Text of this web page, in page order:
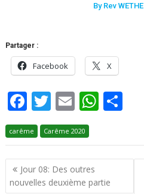
By Rev
Partager :
Facebook X
F
ac
e
b
o
T
w
itt
er
E
m
ai
l
W
at
s
A
ta
g
carême Carême 2020
Jour 08: Des outres
nouvelles deuxième partie